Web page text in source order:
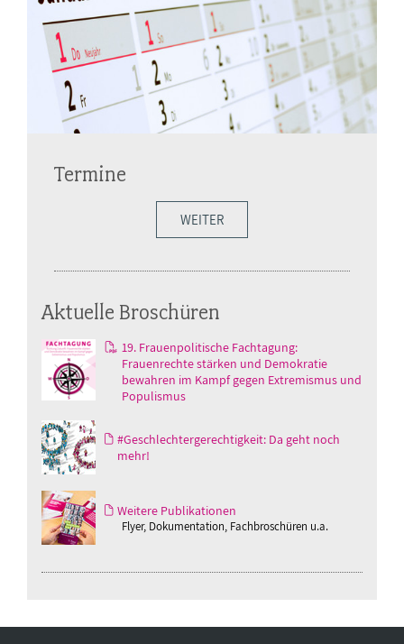
Termine
WEITER
Aktuelle Broschüren
19. Frauenpolitische Fachtagung:
Frauenrechte stärken und Demokratie
bewahren im Kampf gegen Extremismus und
Populismus
#Geschlechtergerechtigkeit: Da geht noch
mehr!
Weitere Publikationen
Flyer, Dokumentation, Fachbroschüren u.a.